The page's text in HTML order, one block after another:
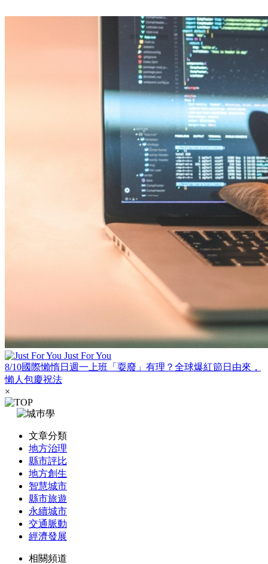
Just For You
8/10國際懶惰日週一上班「耍廢」有理？全球爆紅節日由來，
懶人包慶祝法
×
文章分類
地方治理
縣市評比
地方創生
智慧城市
縣市旅遊
永續城市
交通脈動
經濟發展
相關頻道